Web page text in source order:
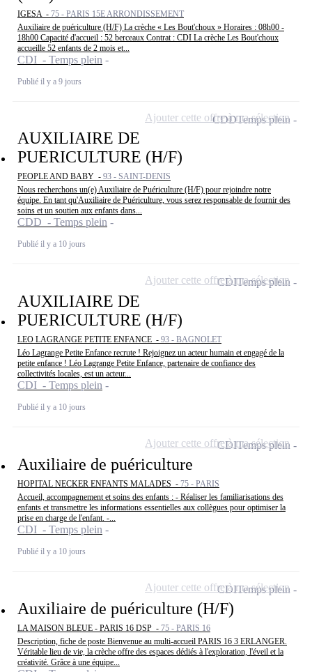
IGESA - 75 - PARIS 15E ARRONDISSEMENT
Auxiliaire de puériculture (H/F) La crèche « Les Bout'choux » Horaires : 08h00 -
18h00 Capacité d'accueil : 52 berceaux Contrat : CDI La crèche Les Bout'choux
accueille 52 enfants de 2 mois et...
CDI - Temps plein
Publié il y a 9 jours
AUXILIAIRE DE
PUERICULTURE (H/F)
PEOPLE AND BABY - 93 - SAINT-DENIS
Nous recherchons un(e) Auxiliaire de Puériculture (H/F) pour rejoindre notre
équipe. En tant qu'Auxiliaire de Puériculture, vous serez responsable de fournir des
soins et un soutien aux enfants dans...
CDD - Temps plein
Publié il y a 10 jours
CDDTemps plein
Ajouter cette offre à ma sélection
AUXILIAIRE DE
PUERICULTURE (H/F)
LEO LAGRANGE PETITE ENFANCE - 93 - BAGNOLET
Léo Lagrange Petite Enfance recrute ! Rejoignez un acteur humain et engagé de la
petite enfance ! Léo Lagrange Petite Enfance, partenaire de confiance des
collectivités locales, est un acteur...
CDI - Temps plein
Publié il y a 10 jours
CDITemps plein
Ajouter cette offre à ma sélection
Auxiliaire de puériculture
HOPITAL NECKER ENFANTS MALADES - 75 - PARIS
Accueil, accompagnement et soins des enfants : - Réaliser les familiarisations des
enfants et transmettre les informations essentielles aux collègues pour optimiser la
prise en charge de l'enfant. -...
CDI - Temps plein
Publié il y a 10 jours
CDITemps plein
Ajouter cette offre à ma sélection
Auxiliaire de puériculture (H/F)
LA MAISON BLEUE - PARIS 16 DSP - 75 - PARIS 16
Description, fiche de poste Bienvenue au multi-accueil PARIS 16 3 ERLANGER.
Véritable lieu de vie, la crèche offre des espaces dédiés à l'exploration, l'éveil et la
créativité. Grâce à une équipe...
CDITemps plein
Ajouter cette offre à ma sélection